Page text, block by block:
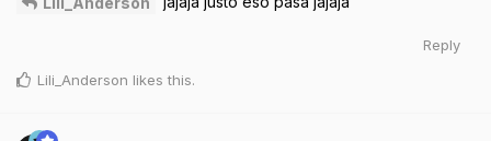
Reply
Lili_Anderson likes this.